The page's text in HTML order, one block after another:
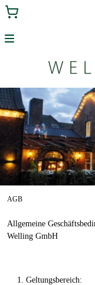
Menu
HOME
GUTSCHEINE
GUTSCHEINE
HAUPTSEITE
AGB
Allgemeine
Welling GmbH
Geltungsbereich: